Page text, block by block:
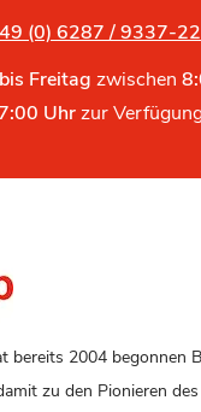
(0) 6287 / 9337-22
Freitag zwischen
Uhrzur
bereits 2004 begonnen
zu den Pionieren